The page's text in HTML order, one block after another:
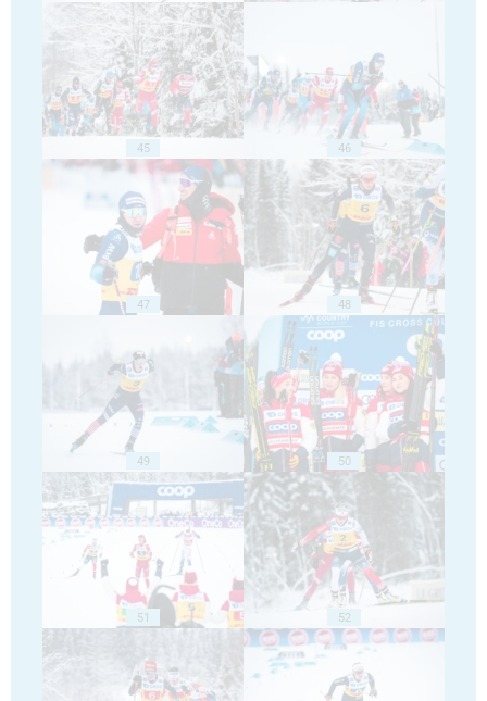
45 46
47 48
49 50
51 52